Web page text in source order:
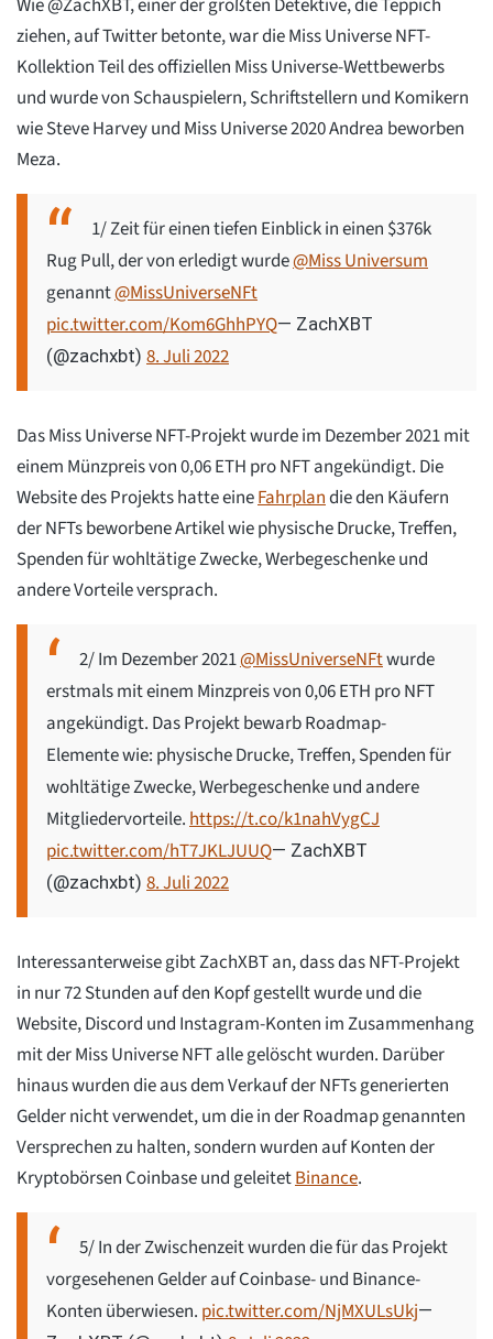
Wie @ZachXBT, einer der größten Detektive, die Teppich
ziehen, auf Twitter betonte, war die Miss Universe NFT-
Kollektion Teil des offiziellen Miss Universe-Wettbewerbs
und wurde von Schauspielern, Schriftstellern und Komikern
wie Steve Harvey und Miss Universe 2020 Andrea beworben
Meza.
1/ Zeit für einen tiefen Einblick in einen $376k
Rug Pull, der von erledigt wurde@Miss Universum
genannt@MissUniverseNFt
pic.twitter.com/Kom6GhhPYQ— ZachXBT
(@zachxbt) 8. Juli 2022
Das Miss Universe NFT-Projekt wurde im Dezember 2021 mit
einem Münzpreis von 0,06 ETH pro NFT angekündigt. Die
Website des Projekts hatte eineFahrplandie den Käufern
der NFTs beworbene Artikel wie physische Drucke, Treffen,
Spenden für wohltätige Zwecke, Werbegeschenke und
andere Vorteile versprach.
2/ Im Dezember 2021@MissUniverseNFtwurde
erstmals mit einem Minzpreis von 0,06 ETH pro NFT
angekündigt. Das Projekt bewarb Roadmap-
Elemente wie: physische Drucke, Treffen, Spenden für
wohltätige Zwecke, Werbegeschenke und andere
Mitgliedervorteile.https://t.co/k1nahVygCJ
pic.twitter.com/hT7JKLJUUQ— ZachXBT
(@zachxbt) 8. Juli 2022
Interessanterweise gibt ZachXBT an, dass das NFT-Projekt
in nur 72 Stunden auf den Kopf gestellt wurde und die
Website, Discord und Instagram-Konten im Zusammenhang
mit der Miss Universe NFT alle gelöscht wurden. Darüber
hinaus wurden die aus dem Verkauf der NFTs generierten
Gelder nicht verwendet, um die in der Roadmap genannten
Versprechen zu halten, sondern wurden auf Konten der
Kryptobörsen Coinbase und geleitetBinance.
5/ In der Zwischenzeit wurden die für das Projekt
vorgesehenen Gelder auf Coinbase- und Binance-
Konten überwiesen. pic.twitter.com/NjMXULsUkj—